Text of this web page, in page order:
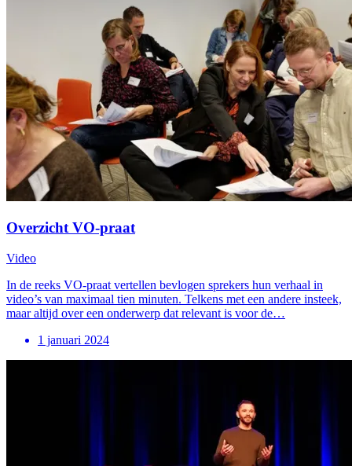
Overzicht VO-praat
Video
In de reeks VO-praat vertellen bevlogen sprekers hun verhaal in
video’s van maximaal tien minuten. Telkens met een andere insteek,
maar altijd over een onderwerp dat relevant is voor de…
1 januari 2024